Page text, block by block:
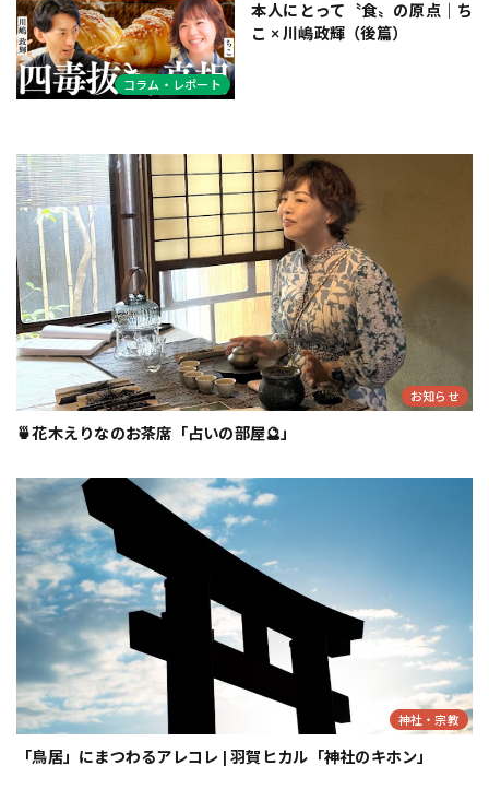
コラム・レポート
本人にとって〝食〟の原点｜ち
こ × 川嶋政輝（後篇）
お知らせ
🍵花木えりなのお茶席「占いの部屋🔮」
神社・宗教
「鳥居」にまつわるアレコレ | 羽賀ヒカル「神社のキホン」